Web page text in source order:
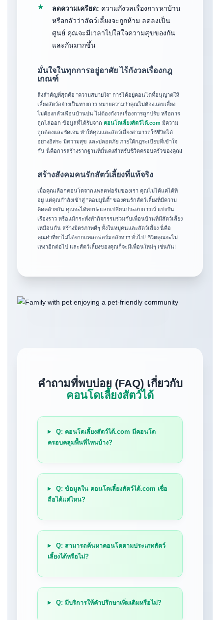
★ ลดความเครียด: ความกังวลเรื่องการหาบ้าน
หรือกลัวว่าสัตว์เลี้ยงจะถูกห้าม ลดลงเป็น
ศูนย์ คุณจะมีเวลาไปใส่ใจความสุขของกัน
และกันมากขึ้น
มั่นใจในทุกการอยู่อาศัย ไร้กังวลเรื่องกฎ
เกณฑ์
สิ่งสำคัญที่สุดคือ "ความสบายใจ" การได้อยู่คอนโดที่อนุญาตให้
เลี้ยงสัตว์อย่างเป็นทางการ หมายความว่าคุณไม่ต้องแอบเลี้ยง
ไม่ต้องกลัวเพื่อนบ้านบ่น ไม่ต้องกังวลเรื่องการถูกปรับ หรือการ
ถูกไล่ออก ข้อมูลที่ได้รับจาก คอนโดเลี้ยงสัตว์ได้.com มีความ
ถูกต้องและชัดเจน ทำให้คุณและสัตว์เลี้ยงสามารถใช้ชีวิตได้
อย่างอิสระ มีความสุข และปลอดภัย ภายใต้กฎระเบียบที่เข้าใจ
กัน นี่คือการสร้างรากฐานที่มั่นคงสำหรับชีวิตครอบครัวของคุณ!
สร้างสังคมคนรักสัตว์เลี้ยงที่แท้จริง
เมื่อคุณเลือกคอนโดจากแพลตฟอร์มของเรา คุณไม่ได้แค่ได้ที่
อยู่ แต่คุณกำลังเข้าสู่ "คอมมูนิตี้" ของคนรักสัตว์เลี้ยงที่มีความ
คิดคล้ายกัน คุณจะได้พบปะแลกเปลี่ยนประสบการณ์ แบ่งปัน
เรื่องราว หรือแม้กระทั่งทำกิจกรรมร่วมกับเพื่อนบ้านที่มีสัตว์เลี้ยง
เหมือนกัน สร้างมิตรภาพดีๆ ทั้งในหมู่คนและสัตว์เลี้ยง นี่คือ
คุณค่าที่หาไม่ได้จากแพลตฟอร์มอสังหาฯ ทั่วไป! ชีวิตคุณจะไม่
เหงาอีกต่อไป และสัตว์เลี้ยงของคุณก็จะมีเพื่อนใหม่ๆ เช่นกัน!
คำถามที่พบบ่อย (FAQ) เกี่ยวกับ
คอนโดเลี้ยงสัตว์ได้
Q: คอนโดเลี้ยงสัตว์ได้.com มีคอนโด
ครอบคลุมพื้นที่ไหนบ้าง?
Q: ข้อมูลใน คอนโดเลี้ยงสัตว์ได้.com เชื่อ
ถือได้แค่ไหน?
Q: สามารถค้นหาคอนโดตามประเภทสัตว์
เลี้ยงได้หรือไม่?
Q: มีบริการให้คำปรึกษาเพิ่มเติมหรือไม่?